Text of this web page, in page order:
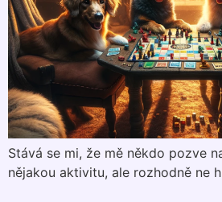
Stává se mi, že mě někdo pozve
nějakou aktivitu, ale rozhodně ne